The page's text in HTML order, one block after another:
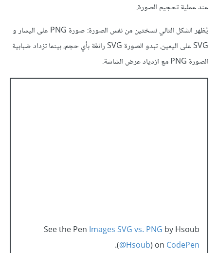
عند عملية تحجيم الصورة.
يُظهر الشكل التالي نسختين من نفس الصورة: صورة PNG على اليسار و
SVG على اليمين. تبدو الصورة SVG رائعًة بأي حجم، بينما تزداد ضبابية
الصورة PNG مع ازدياد عرض الشاشة.
See the Pen Images SVG vs. PNG by Hsoub
(@Hsoub) on CodePen
.